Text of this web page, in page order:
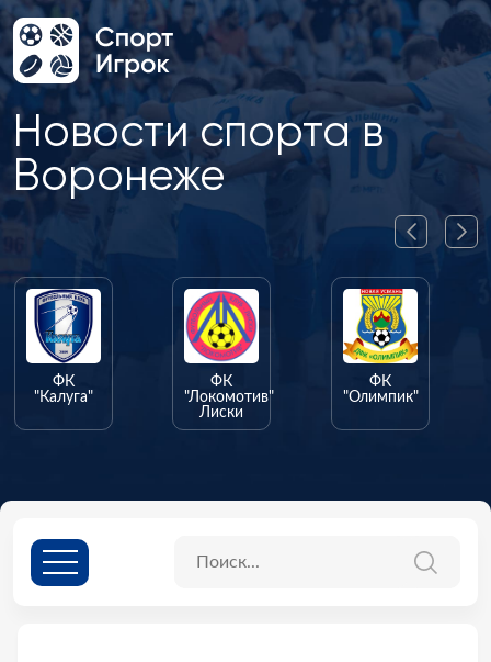
Новости спорта в
Воронеже
ФК
"Калуга"
ФК
"Локомотив"
Лиски
ФК
"Олимпик"